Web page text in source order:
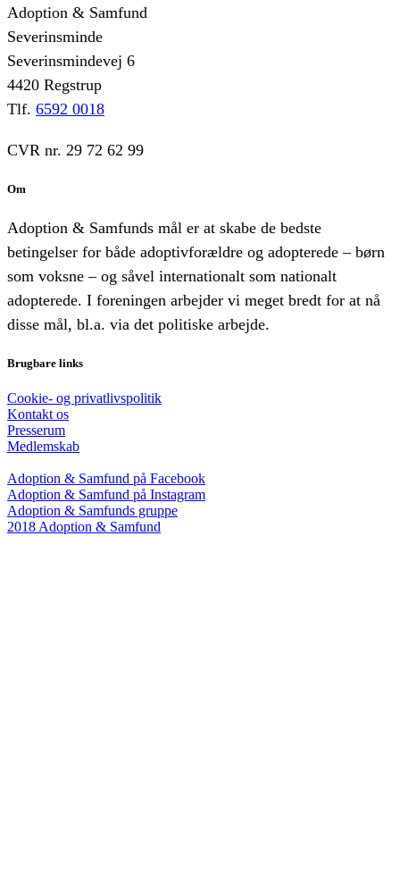
Adoption & Samfund
Severinsminde
Severinsmindevej 6
4420 Regstrup
Tlf. 6592 0018
CVR nr. 29 72 62 99
Om
Adoption & Samfunds mål er at skabe de bedste
betingelser for både adoptivforældre og adopterede – børn
som voksne – og såvel internationalt som nationalt
adopterede. I foreningen arbejder vi meget bredt for at nå
disse mål, bl.a. via det politiske arbejde.
Brugbare links
Cookie- og privatlivspolitik
Kontakt os
Presserum
Medlemskab
Adoption & Samfund på Facebook
Adoption & Samfund på Instagram
Adoption & Samfunds gruppe
2018 Adoption & Samfund